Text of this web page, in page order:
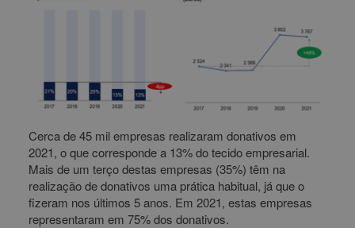
Cerca de 45 mil empresas realizaram donativos em
2021, o que corresponde a 13% do tecido empresarial.
Mais de um terço destas empresas (35%) têm na
realização de donativos uma prática habitual, já que o
fizeram nos últimos 5 anos. Em 2021, estas empresas
representaram em 75% dos donativos.